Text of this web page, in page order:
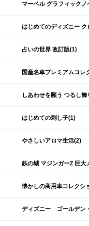
マーベル グラフィック
はじめてのディズニー
占いの世界 改訂版(1)
国産名車プレミアムコレ
しあわせを願う つるし飾
はじめての刺し子(1)
やさしいアロマ生活(2)
鉄の城 マジンガーZ 巨大
懐かしの商用車コレクシ
ディズニー ゴールデン